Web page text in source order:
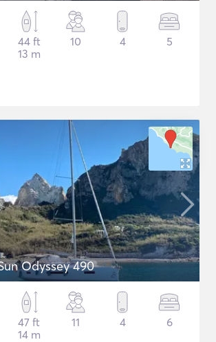
44 ft
13 m
10 4 5
Odyssey 490
47 ft
14 m
11 4 6